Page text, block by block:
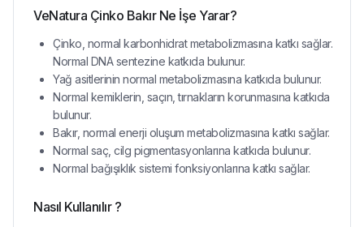
VeNatura Çinko Bakır Ne İşe Yarar?
Çinko, normal karbonhidrat metabolizmasına katkı sağlar.
Normal DNA sentezine katkıda bulunur.
Yağ asitlerinin normal metabolizmasına katkıda bulunur.
Normal kemiklerin, saçın, tırnakların korunmasına katkıda
bulunur.
Bakır, normal enerji oluşum metabolizmasına katkı sağlar.
Normal saç, cilg pigmentasyonlarına katkıda bulunur.
Normal bağışıklık sistemi fonksiyonlarına katkı sağlar.
Nasıl Kullanılır ?